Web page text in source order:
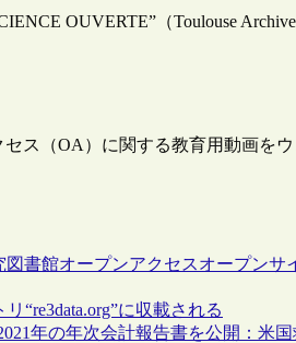
OUVERTE”（Toulouse Archives
ス（OA）に関する教育用動画を
図書館オープンアクセスオープンサ
“re3data.org”に収載される
年の年次会計報告書を公開：米